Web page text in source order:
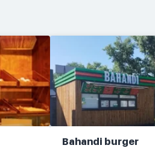
Bahandi burger